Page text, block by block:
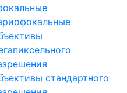
стандартного